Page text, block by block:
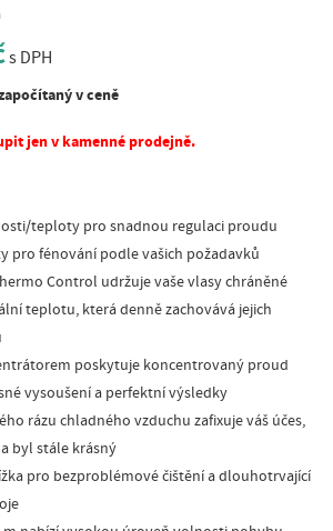
s DPH
v ceně
jen v kamenné prodejně.
teploty pro snadnou regulaci proudu
pro fénování podle vašich požadavků
Control udržuje vaše vlasy chráněné
teplotu, která denně zachovává jejich
poskytuje koncentrovaný proud
vysoušení a perfektní výsledky
rázu chladného vzduchu zafixuje váš účes,
byl stále krásný
pro bezproblémové čištění a dlouhotrvající